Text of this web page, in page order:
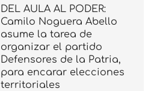
DEL AULA AL PODER:
Camilo Noguera Abello
asume la tarea de
organizar el partido
Defensores de la Patria,
para encarar elecciones
territoriales